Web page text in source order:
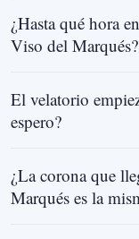
¿Hasta qué hora
Viso del Marqués?
El velatorio
espero?
¿La corona que
Marqués es la